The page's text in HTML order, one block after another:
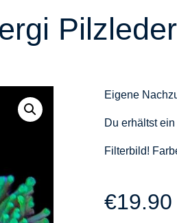
Eigene
Du erhältst
Filterbild!
€19.90